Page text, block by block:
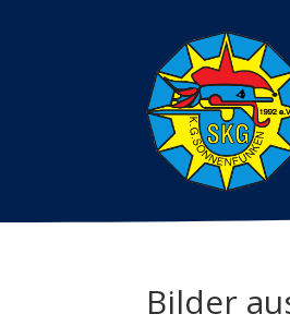
Bilder